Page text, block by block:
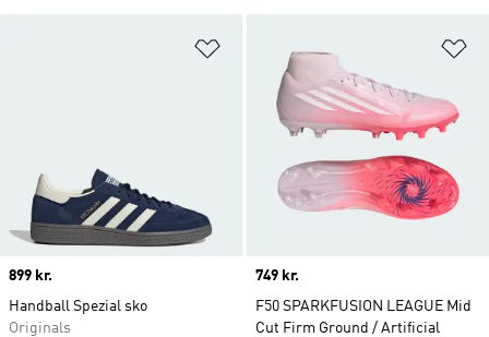
Price
899 kr.
Handball Spezial sko
Originals
Price
749 kr.
F50 SPARKFUSION LEAGUE Mid
Cut Firm Ground / Artificial